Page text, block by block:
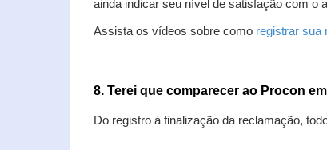
ainda indicar seu nível de satisfação com o
Assista os vídeos sobre como registrar sua
8. Terei que comparecer ao Procon
Do registro à finalização da reclamação,